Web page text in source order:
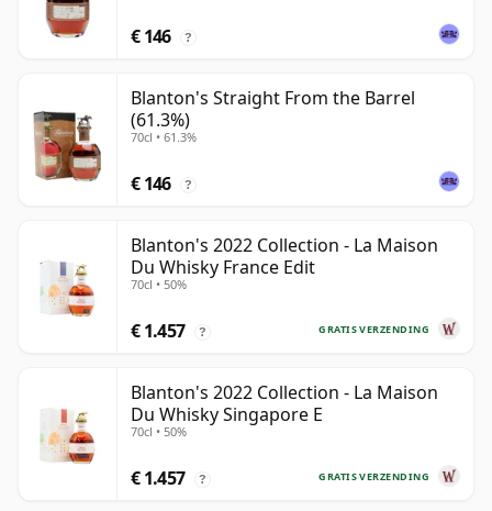
€ 146 ?
Blanton's Straight From the Barrel
(61.3%)
70cl • 61.3%
€ 146 ?
Blanton's 2022 Collection - La Maison
Du Whisky France Edit
70cl • 50%
GRATIS VERZENDING
€ 1.457 ?
Blanton's 2022 Collection - La Maison
Du Whisky Singapore E
70cl • 50%
GRATIS VERZENDING
€ 1.457 ?